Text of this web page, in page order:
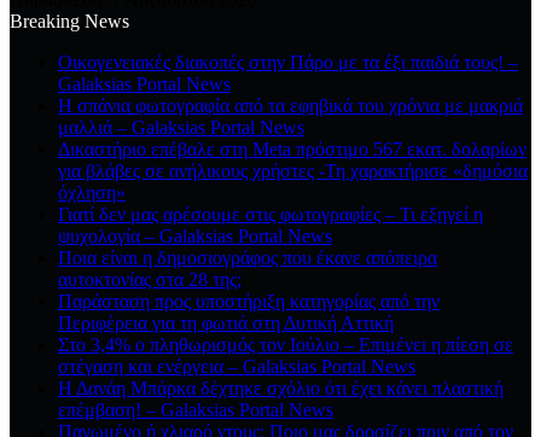
Breaking News
Οικογενειακές διακοπές στην Πάρο με τα έξι παιδιά τους! –
Galaksias Portal News
Η σπάνια φωτογραφία από τα εφηβικά του χρόνια με μακριά
μαλλιά – Galaksias Portal News
Δικαστήριο επέβαλε στη Meta πρόστιμο 567 εκατ. δολαρίων
για βλάβες σε ανήλικους χρήστες -Τη χαρακτήρισε «δημόσια
όχληση»
Γιατί δεν μας αρέσουμε στις φωτογραφίες – Τι εξηγεί η
ψυχολογία – Galaksias Portal News
Ποια είναι η δημοσιογράφος που έκανε απόπειρα
αυτοκτονίας στα 28 της;
Παράσταση προς υποστήριξη κατηγορίας από την
Περιφέρεια για τη φωτιά στη Δυτική Αττική
Στο 3,4% ο πληθωρισμός τον Ιούλιο – Επιμένει η πίεση σε
στέγαση και ενέργεια – Galaksias Portal News
Η Δανάη Μπάρκα δέχτηκε σχόλιο ότι έχει κάνει πλαστική
επέμβαση! – Galaksias Portal News
Παγωμένο ή χλιαρό ντους; Ποιο μας δροσίζει πριν από τον